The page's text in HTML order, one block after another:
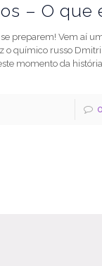
– O que
preparem! Vem aí
o químico russo
momento da
0